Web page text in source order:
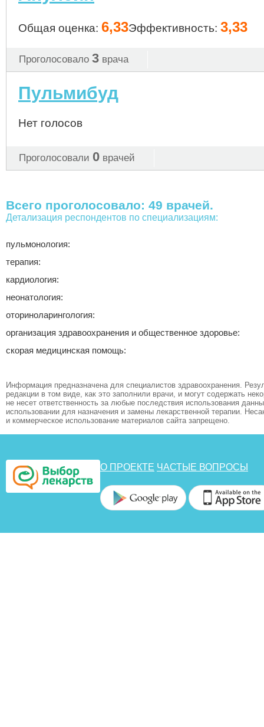
Общая оценка: 6,33Эффективность: 3,33
Проголосовало 3 врача
Пульмибуд
Нет голосов
Проголосовали 0 врачей
Всего проголосовало: 49 врачей.
Детализация респондентов по специализациям:
пульмонология:
терапия:
кардиология:
неонатология:
оториноларингология:
организация здравоохранения и общественное здоровье:
скорая медицинская помощь:
Информация предназначена для специалистов здравоохранения.
редакции в том виде, как это заполнили врачи, и могут содержать
не несет ответственность за любые последствия использования
использовании для назначения и замены лекарственной терапии.
и коммерческое использование материалов сайта запрещено.
О ПРОЕКТЕ ЧАСТЫЕ ВОПРОСЫ